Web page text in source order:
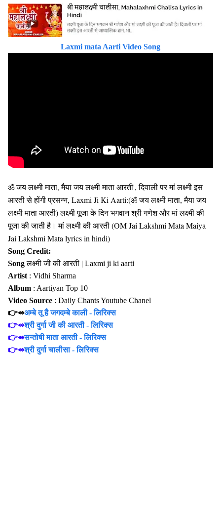
Laxmi mata Aarti Video Song
ॐ जय लक्ष्मी माता, मैया जय लक्ष्मी माता आरती', दिवाली पर मां लक्ष्मी इस
आरती से होंगी प्रसन्न, Laxmi Ji Ki Aarti:(ॐ जय लक्ष्मी माता, मैया जय
लक्ष्मी माता आरती) लक्ष्मी पूजा के दिन भगवान श्री गणेश और मां लक्ष्मी की
पूजा की जाती है। मां लक्ष्मी की आरती (OM Jai Lakshmi Mata Maiya
Jai Lakshmi Mata lyrics in hindi)
Song Credit:
Songलक्ष्मी जी की आरती | Laxmi ji ki aarti
Artist : Vidhi Sharma
Album : Aartiyan Top 10
Video Source : Daily Chants Youtube Chanel
👉⇴अम्बे तू है जगदम्बे काली - लिरिक्स
👉⇴श्री दुर्गा जी की आरती - लिरिक्स
👉⇴सन्तोषी माता आरती - लिरिक्स
👉⇴श्री दुर्गा चालीसा - लिरिक्स